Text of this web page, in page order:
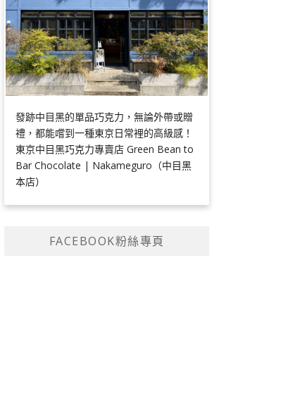
發跡中目黑的單品巧克力，無論外帶或贈
禮，都能嚐到一種東京日常裡的高級感！
東京中目黑巧克力專賣店 Green Bean to
Bar Chocolate | Nakameguro（中目黑
本店）
FACEBOOK粉絲專頁